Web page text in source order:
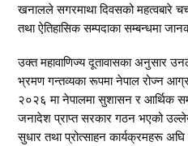
खनालले सगरमाथा दिवसको महत्वबारे
तथा ऐतिहासिक सम्पदाका सम्बन्धमा
उक्त महावाणिज्य दूतावासका अनुसार
भ्रमण गन्तव्यका रूपमा नेपाल रोज्न
२०२६ मा नेपालमा सुशासन र आर्थिक
जनादेश प्राप्त सरकार गठन भएको
सुधार तथा प्रोत्साहन कार्यक्रमहरू अघि